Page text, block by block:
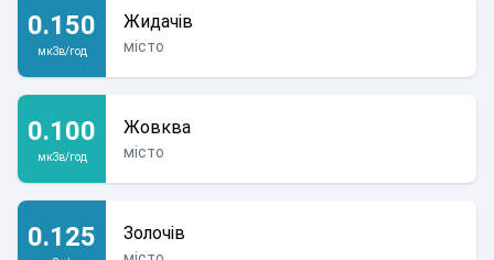
0.150
мкЗв/год
Жидачів
місто
0.100
мкЗв/год
Жовква
місто
0.125 Золочів